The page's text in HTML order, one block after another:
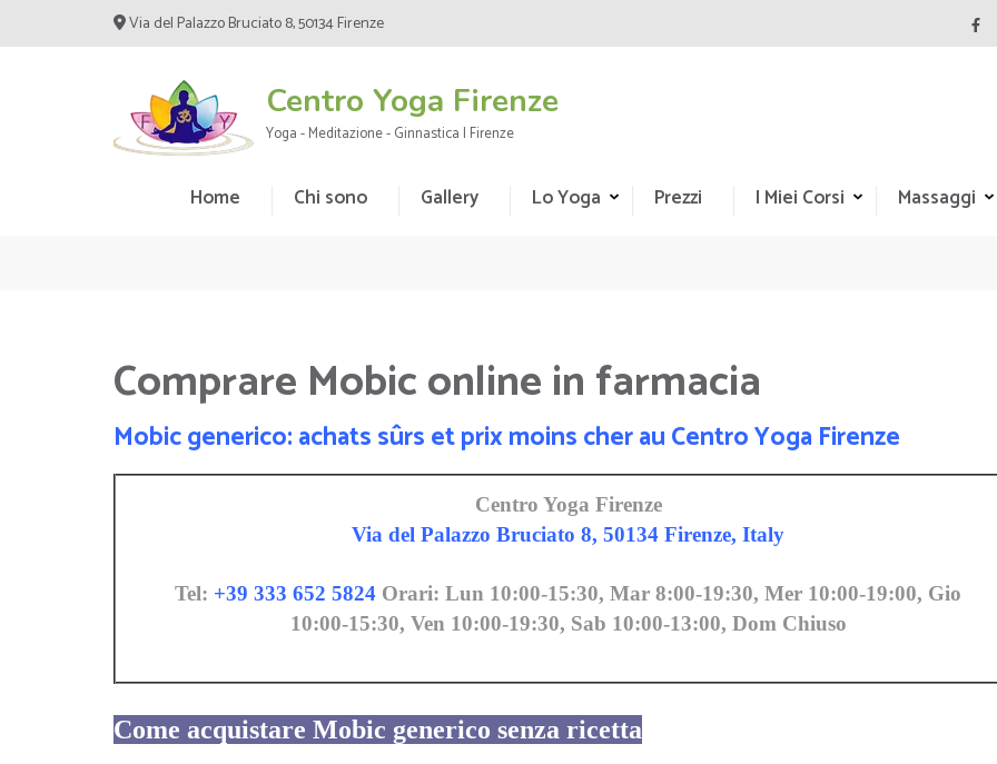
to
Via del Palazzo Bruciato 8, 50134 Firenze
Centro Yoga Firenze
Yoga - Meditazione - Ginnastica | Firenze
Home Chi sono Gallery Lo Yoga Prezzi I Miei Corsi Massaggi
Comprare Mobic online in farmacia
Mobic generico: achats sûrs et prix moins cher au Centro Yoga Firenze
Centro Yoga Firenze
Via del Palazzo Bruciato 8, 50134 Firenze, Italy
Tel: +39 333 652 5824 Orari: Lun 10:00-15:30, Mar 8:00-19:30, Mer 10:00-19:00, Gio
10:00-15:30, Ven 10:00-19:30, Sab 10:00-13:00, Dom Chiuso
Come acquistare Mobic generico senza ricetta